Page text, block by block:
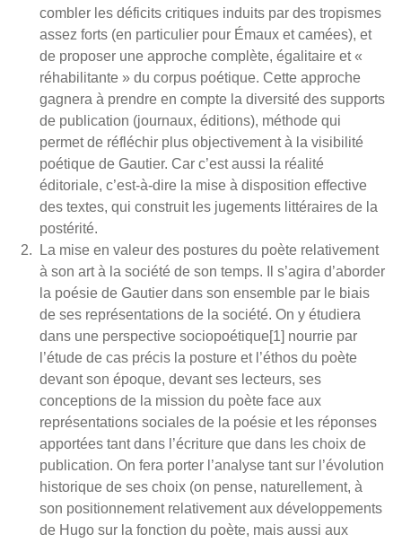
combler les déficits critiques induits par des tropismes
assez forts (en particulier pour Émaux et camées), et
de proposer une approche complète, égalitaire et «
réhabilitante » du corpus poétique. Cette approche
gagnera à prendre en compte la diversité des supports
de publication (journaux, éditions), méthode qui
permet de réfléchir plus objectivement à la visibilité
poétique de Gautier. Car c’est aussi la réalité
éditoriale, c’est-à-dire la mise à disposition effective
des textes, qui construit les jugements littéraires de la
postérité.
La mise en valeur des postures du poète relativement
à son art à la société de son temps. Il s’agira d’aborder
la poésie de Gautier dans son ensemble par le biais
de ses représentations de la société. On y étudiera
dans une perspective sociopoétique[1] nourrie par
l’étude de cas précis la posture et l’éthos du poète
devant son époque, devant ses lecteurs, ses
conceptions de la mission du poète face aux
représentations sociales de la poésie et les réponses
apportées tant dans l’écriture que dans les choix de
publication. On fera porter l’analyse tant sur l’évolution
historique de ses choix (on pense, naturellement, à
son positionnement relativement aux développements
de Hugo sur la fonction du poète, mais aussi aux